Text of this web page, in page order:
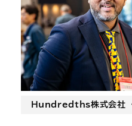
Hundredths株式会社